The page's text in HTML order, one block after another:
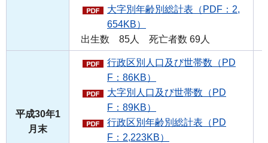
大字別年齢別総計表（PDF：2,
654KB）
出生数 85人 死亡者数 69人
平成30年1
月末
行政区別人口及び世帯数（PD
F：86KB）
大字別人口及び世帯数（PD
F：89KB）
行政区別年齢別総計表（PD
F：2,223KB）